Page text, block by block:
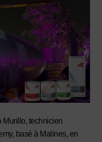
Murillo, technicien
basé à Malines, en